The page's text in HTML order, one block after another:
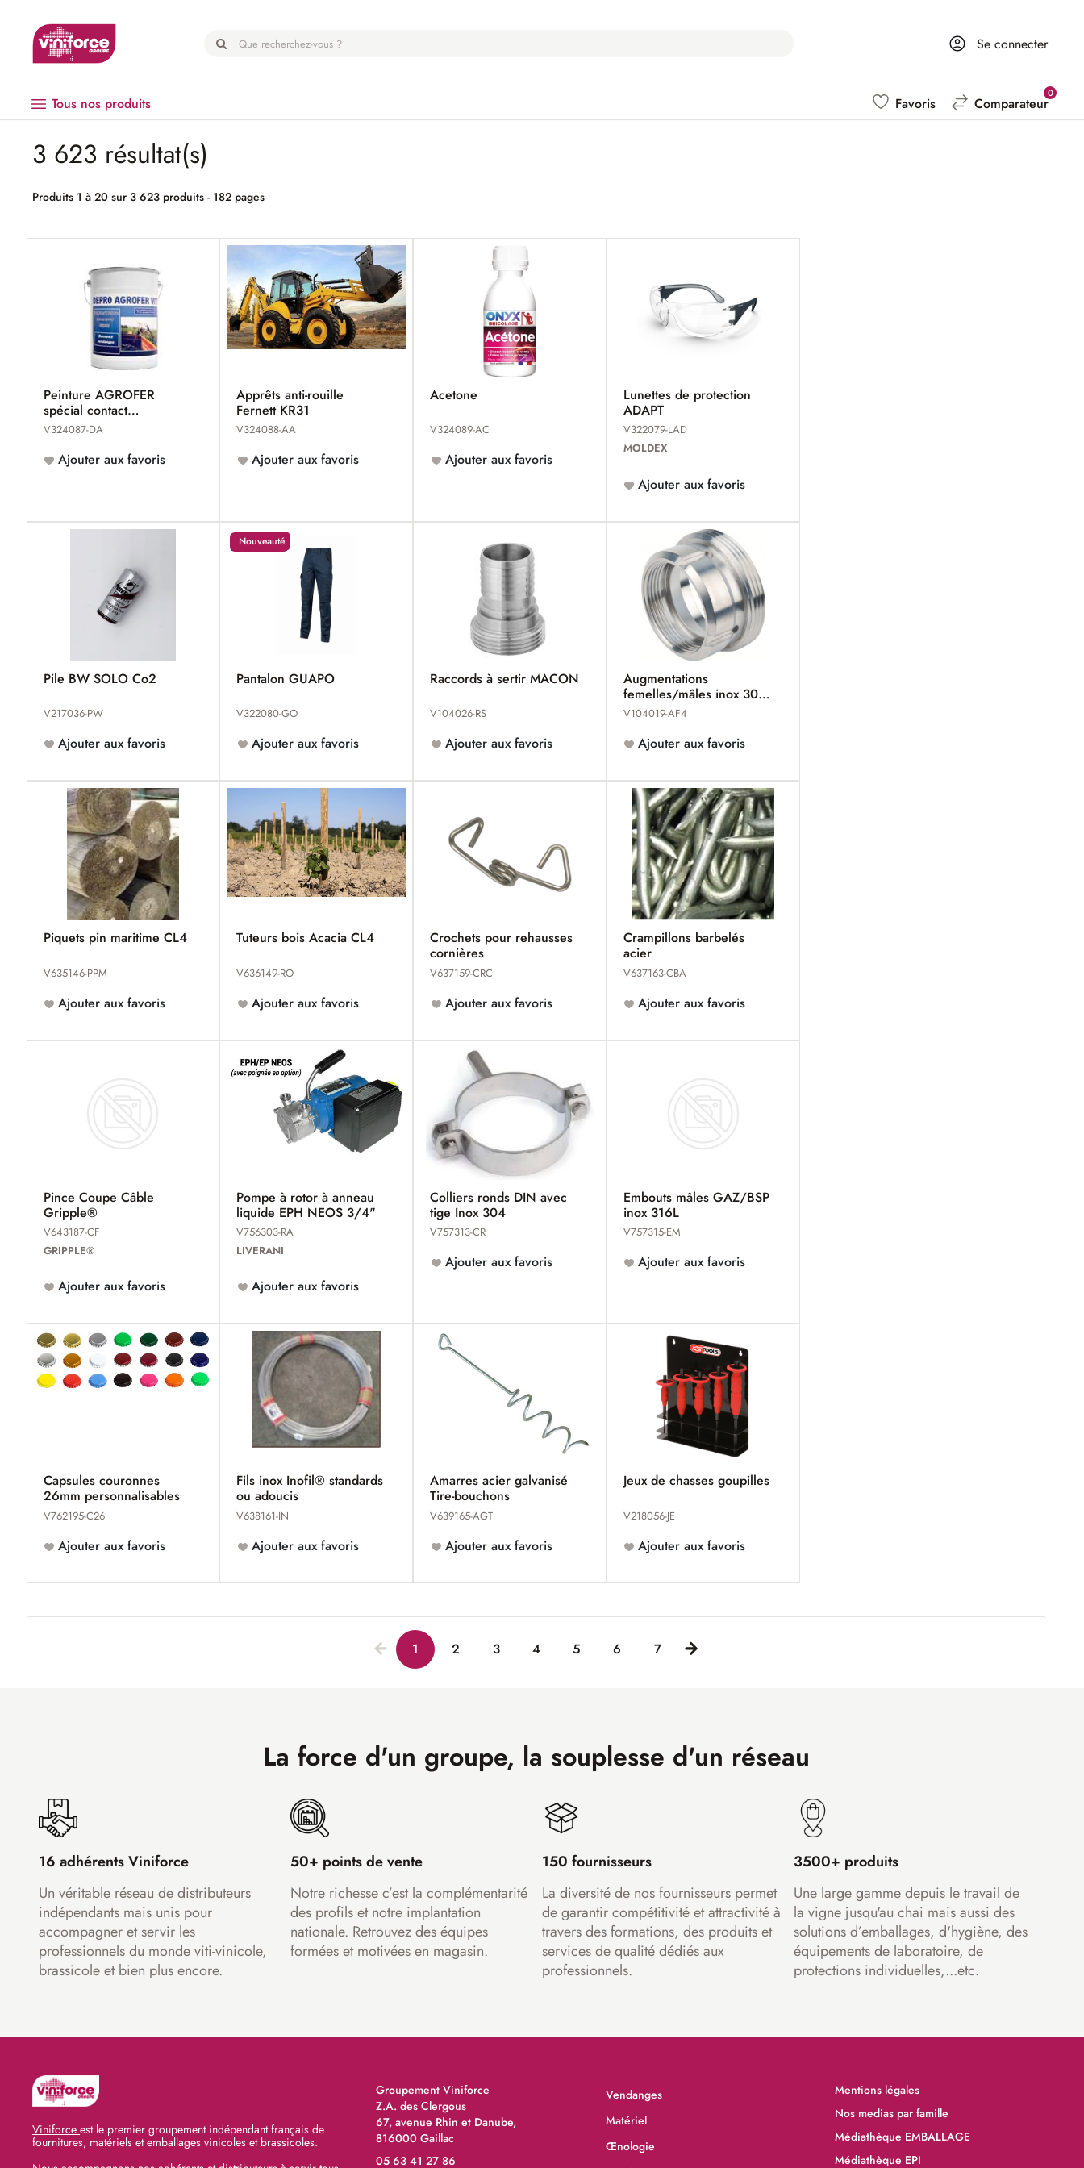
Se connecter
Tous nos produits
Vendanges
Hygiène
EPI
Emballage
Microbrasserie
Palissage
Favoris Comparateur
0
3 623 résultat(s)
Produits 1 à 20 sur 3 623 produits - 182 pages
Peinture AGROFER
spécial contact
alimentaire
V324087-DA
Ajouter aux favoris
Apprêts anti-rouille
Fernett KR31
V324088-AA
Ajouter aux favoris
Acetone
V324089-AC
Ajouter aux favoris
Lunettes de protection
ADAPT
V322079-LAD
MOLDEX
Ajouter aux favoris
Pile BW SOLO Co2
V217036-PW
Ajouter aux favoris
Nouveauté
Pantalon GUAPO
V322080-GO
Ajouter aux favoris
Raccords à sertir MACON
V104026-RS
Ajouter aux favoris
Augmentations
femelles/mâles inox 304
MACON
V104019-AF4
Ajouter aux favoris
Piquets pin maritime CL4
V635146-PPM
Ajouter aux favoris
Tuteurs bois Acacia CL4
V636149-RO
Ajouter aux favoris
Crochets pour rehausses
cornières
V637159-CRC
Ajouter aux favoris
Crampillons barbelés
acier
V637163-CBA
Ajouter aux favoris
Pince Coupe Câble
Gripple®
V643187-CF
GRIPPLE®
Ajouter aux favoris
Pompe à rotor à anneau
liquide EPH NEOS 3/4"
V756303-RA
LIVERANI
Ajouter aux favoris
Colliers ronds DIN avec
tige Inox 304
V757313-CR
Ajouter aux favoris
Embouts mâles GAZ/BSP
inox 316L
V757315-EM
Ajouter aux favoris
Capsules couronnes
26mm personnalisables
V762195-C26
Ajouter aux favoris
Fils inox Inofil® standards
ou adoucis
V638161-IN
Ajouter aux favoris
Amarres acier galvanisé
Tire-bouchons
V639165-AGT
Ajouter aux favoris
Jeux de chasses goupilles
V218056-JE
Ajouter aux favoris
1 2 3 4 5 6 7
La force d'un groupe, la souplesse d'un réseau
16 adhérents Viniforce
Un véritable réseau de distributeurs
indépendants mais unis pour
accompagner et servir les
professionnels du monde viti-vinicole,
brassicole et bien plus encore.
50+ points de vente
Notre richesse c’est la complémentarité
des profils et notre implantation
nationale. Retrouvez des équipes
formées et motivées en magasin.
150 fournisseurs
La diversité de nos fournisseurs permet
de garantir compétitivité et attractivité à
travers des formations, des produits et
services de qualité dédiés aux
professionnels.
3500+ produits
Une large gamme depuis le travail de
la vigne jusqu'au chai mais aussi des
solutions d’emballages, d'hygiène, des
équipements de laboratoire, de
protections individuelles,...etc.
Viniforce est le premier groupement indépendant français de
fournitures, matériels et emballages vinicoles et brassicoles.
Groupement Viniforce
Z.A. des Clergous
67, avenue Rhin et Danube,
816000 Gaillac
05 63 41 27 86
Vendanges
Matériel
Œnologie
Mentions légales
Nos medias par famille
Médiathèque EMBALLAGE
Médiathèque EPI